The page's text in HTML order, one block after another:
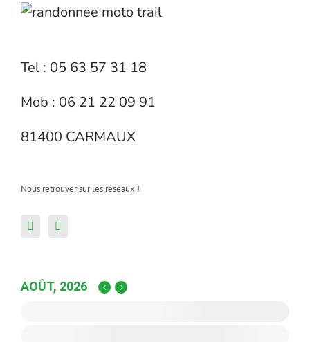
Tel : 05 63 57 31 18
Mob : 06 21 22 09 91
81400 CARMAUX
Nous retrouver sur les réseaux !
AOÛT, 2026